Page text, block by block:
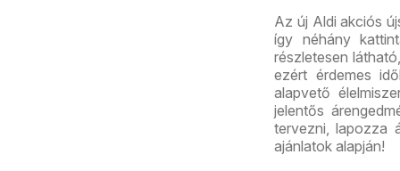
Az új Aldi akciós
így néhány
részletesen
ezért érdemes
alapvető
jelentős
tervezni, lapozza
ajánlatok alapján!